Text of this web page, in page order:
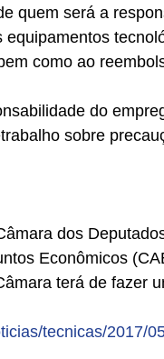
quem será a
como ao
do
sobre
dos
Econômicos
terá de fazer
tecnicas/2017/